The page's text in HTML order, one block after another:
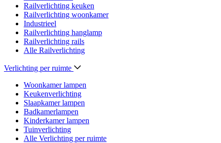
Railverlichting keuken
Railverlichting woonkamer
Industrieel
Railverlichting hanglamp
Railverlichting rails
Alle Railverlichting
Verlichting per ruimte
Woonkamer lampen
Keukenverlichting
Slaapkamer lampen
Badkamerlampen
Kinderkamer lampen
Tuinverlichting
Alle Verlichting per ruimte